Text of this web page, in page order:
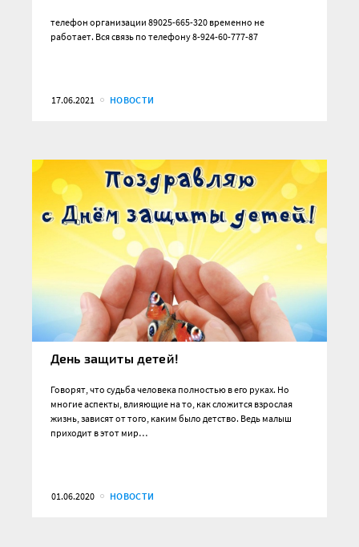
телефон организации 89025-665-320 временно не
работает. Вся связь по телефону 8-924-60-777-87
17.06.2021 НОВОСТИ
День защиты детей!
Говорят, что судьба человека полностью в его руках. Но
многие аспекты, влияющие на то, как сложится взрослая
жизнь, зависят от того, каким было детство. Ведь малыш
приходит в этот мир…
01.06.2020 НОВОСТИ